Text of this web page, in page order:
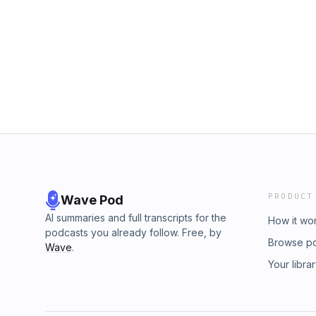
Wave Pod
AI summaries and full transcripts for the
podcasts you already follow. Free, by
Wave.
PRODUCT
How it
Browse
Your